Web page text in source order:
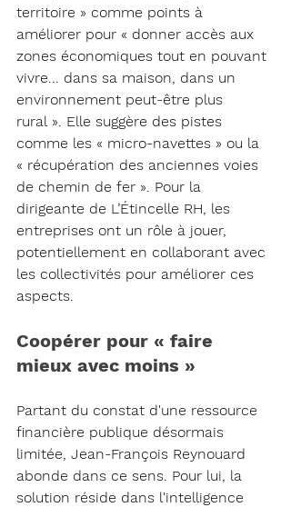
territoire » comme points à
améliorer pour « donner accès aux
zones économiques tout en pouvant
vivre... dans sa maison, dans un
environnement peut-être plus
rural ». Elle suggère des pistes
comme les « micro-navettes » ou la
« récupération des anciennes voies
de chemin de fer ». Pour la
dirigeante de L’Étincelle RH, les
entreprises ont un rôle à jouer,
potentiellement en collaborant avec
les collectivités pour améliorer ces
aspects.
Coopérer pour « faire
mieux avec moins »
Partant du constat d'une ressource
financière publique désormais
limitée, Jean-François Reynouard
abonde dans ce sens. Pour lui, la
solution réside dans l'intelligence